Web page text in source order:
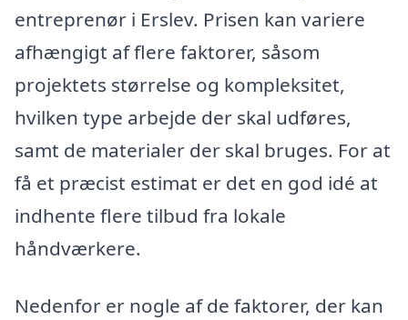
entreprenør i Erslev. Prisen kan variere
afhængigt af flere faktorer, såsom
projektets størrelse og kompleksitet,
hvilken type arbejde der skal udføres,
samt de materialer der skal bruges. For at
få et præcist estimat er det en god idé at
indhente flere tilbud fra lokale
håndværkere.
Nedenfor er nogle af de faktorer, der kan